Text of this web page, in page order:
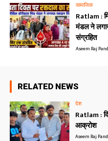
सामाजिक
Ratlam :
मंडल ने
संग्रहित
Aseem Raj
RELATED NEWS
देश
Ratlam :
आक्रोश
Aseem Raj